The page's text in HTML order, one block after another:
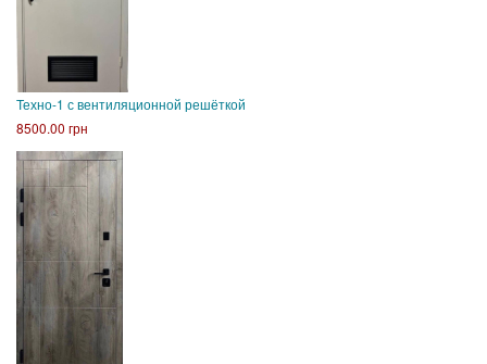
Техно-1 с вентиляционной решёткой
8500.00 грн